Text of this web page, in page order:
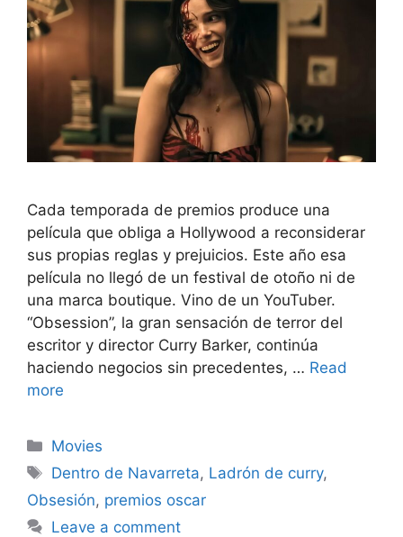
Cada temporada de premios produce una
película que obliga a Hollywood a reconsiderar
sus propias reglas y prejuicios. Este año esa
película no llegó de un festival de otoño ni de
una marca boutique. Vino de un YouTuber.
“Obsession”, la gran sensación de terror del
escritor y director Curry Barker, continúa
haciendo negocios sin precedentes, … Read
more
Categories
Movies
Tags
Dentro de Navarreta, Ladrón de curry,
Obsesión, premios oscar
Leave a comment